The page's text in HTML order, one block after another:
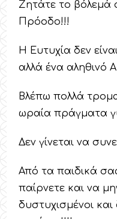
Ζητάτε το βόλεμά
Πρόοδο!!!
Η Ευτυχία δεν
αλλά ένα αληθινό
Βλέπω πολλά
ωραία πράγματα
Δεν γίνεται να
Από τα παιδικά
παίρνετε και να
δυστυχισμένοι